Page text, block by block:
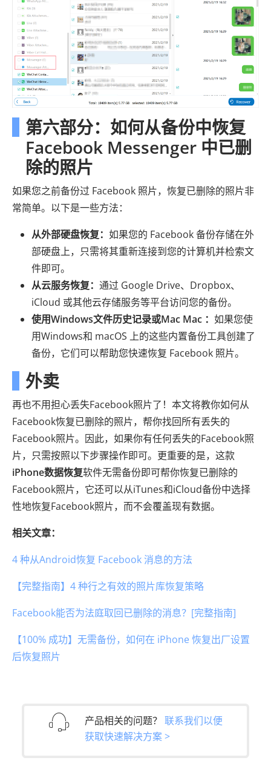
第六部分：如何从备份中恢复
Facebook Messenger 中已删
除的照片
如果您之前备份过 Facebook 照片，恢复已删除的照片非
常简单。以下是一些方法：
从外部硬盘恢复： 如果您的 Facebook 备份存储在外
部硬盘上，只需将其重新连接到您的计算机并检索文
件即可。
从云服务恢复： 通过 Google Drive、Dropbox、
iCloud 或其他云存储服务等平台访问您的备份。
使用Windows文件历史记录或Mac Mac ： 如果您使
用Windows和 macOS 上的这些内置备份工具创建了
备份，它们可以帮助您快速恢复 Facebook 照片。
外卖
再也不用担心丢失Facebook照片了！本文将教你如何从
Facebook恢复已删除的照片，帮你找回所有丢失的
Facebook照片。因此，如果你有任何丢失的Facebook照
片，只需按照以下步骤操作即可。更重要的是，这款
iPhone数据恢复软件无需备份即可帮你恢复已删除的
Facebook照片，它还可以从iTunes和iCloud备份中选择
性地恢复Facebook照片，而不会覆盖现有数据。
相关文章：
4 种从Android恢复 Facebook 消息的方法
【完整指南】4 种行之有效的照片库恢复策略
Facebook能否为法庭取回已删除的消息？[完整指南]
【100% 成功】无需备份，如何在 iPhone 恢复出厂设置
后恢复照片
产品相关的问题？ 联系我们以便
获取快速解决方案 >